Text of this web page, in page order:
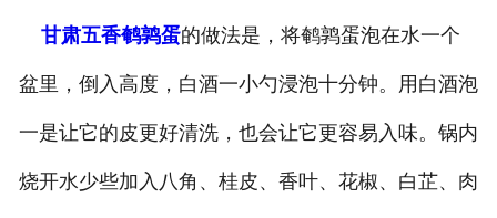
甘肃五香鹌鹑蛋的做法是，将鹌鹑蛋泡在水一个
盆里，倒入高度，白酒一小勺浸泡十分钟。用白酒泡
一是让它的皮更好清洗，也会让它更容易入味。锅内
烧开水少些加入八角、桂皮、香叶、花椒、白芷、肉